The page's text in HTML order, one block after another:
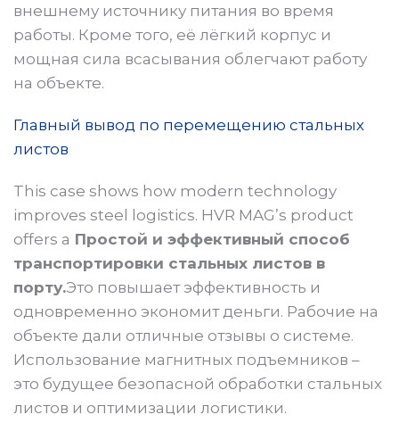
внешнему источнику питания во время
работы. Кроме того, её лёгкий корпус и
мощная сила всасывания облегчают работу
на объекте.
Главный вывод по перемещению стальных
листов
This case shows how modern technology
improves steel logistics. HVR MAG’s product
offers a Простой и эффективный способ
транспортировки стальных листов в
порту.Это повышает эффективность и
одновременно экономит деньги. Рабочие на
объекте дали отличные отзывы о системе.
Использование магнитных подъемников –
это будущее безопасной обработки стальных
листов и оптимизации логистики.